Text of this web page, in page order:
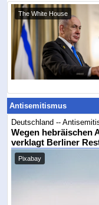
The White House
Antisemitismus
Deutschland --
Wegen hebräischen
verklagt Berliner
Pixabay